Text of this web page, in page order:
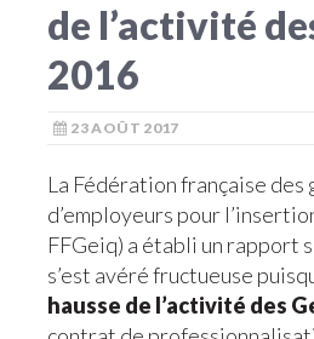
de l’activité
2016
23 AOÛT 2017
La Fédération française des
d’employeurs pour
FFGeiq) a établi un rapport
s’est avéré fructueuse
hausse de l’activité des